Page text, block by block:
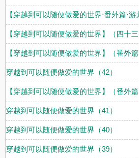
【穿越到可以随便做爱的世界·番外篇·游
【穿越到可以随便做爱的世界】（四十三
【穿越到可以随便做爱的世界】（番外
穿越到可以随便做爱的世界（42）
【穿越到可以随便做爱的世界】（番外
穿越到可以随便做爱的世界（41）
穿越到可以随便做爱的世界（40）
穿越到可以随便做爱的世界（39）